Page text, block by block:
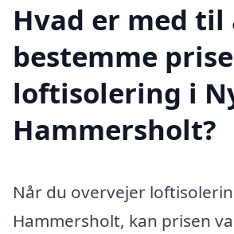
Hvad er med til
bestemme
loftisolering i
Hammersholt?
Når du overvejer
Hammersholt, kan prisen